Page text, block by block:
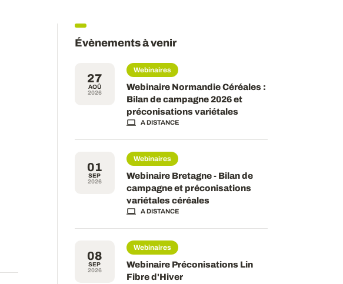
Évènements à venir
27
AOÛ
2026
Webinaires
Webinaire Normandie Céréales :
Bilan de campagne 2026 et
préconisations variétales
A DISTANCE
01
SEP
2026
Webinaires
Webinaire Bretagne - Bilan de
campagne et préconisations
variétales céréales
A DISTANCE
08
SEP
2026
Webinaires
Webinaire Préconisations Lin
Fibre d'Hiver